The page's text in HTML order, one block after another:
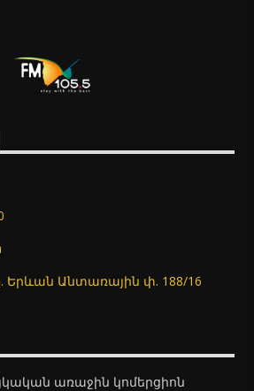
Անտառային փ. 188/16
առաջին կոմերցիոն